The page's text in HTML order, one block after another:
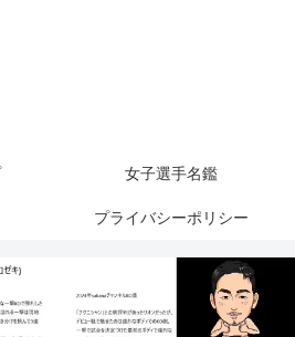
女子選手名鑑
プライバシーポリシー